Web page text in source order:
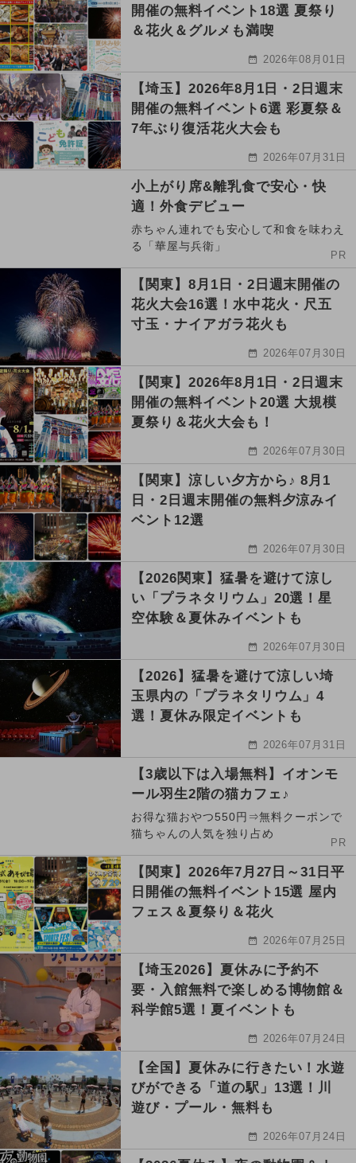
開催の無料イベント18選 夏祭り
＆花火＆グルメも満喫
2026年08月01日
【埼玉】2026年8月1日・2日週末
開催の無料イベント6選 彩夏祭＆
7年ぶり復活花火大会も
2026年07月31日
小上がり席&離乳食で安心・快
適！外食デビュー
赤ちゃん連れでも安心して和食を味わえ
る「華屋与兵衛」
PR
【関東】8月1日・2日週末開催の
花火大会16選！水中花火・尺五
寸玉・ナイアガラ花火も
2026年07月30日
【関東】2026年8月1日・2日週末
開催の無料イベント20選 大規模
夏祭り＆花火大会も！
2026年07月30日
【関東】涼しい夕方から♪ 8月1
日・2日週末開催の無料夕涼みイ
ベント12選
2026年07月30日
【2026関東】猛暑を避けて涼し
い「プラネタリウム」20選！星
空体験＆夏休みイベントも
2026年07月30日
【2026】猛暑を避けて涼しい埼
玉県内の「プラネタリウム」4
選！夏休み限定イベントも
2026年07月31日
【3歳以下は入場無料】イオンモ
ール羽生2階の猫カフェ♪
お得な猫おやつ550円⇒無料クーポンで
猫ちゃんの人気を独り占め
PR
【関東】2026年7月27日～31日平
日開催の無料イベント15選 屋内
フェス＆夏祭り＆花火
2026年07月25日
【埼玉2026】夏休みに予約不
要・入館無料で楽しめる博物館＆
科学館5選！夏イベントも
2026年07月24日
【全国】夏休みに行きたい！水遊
びができる「道の駅」13選！川
遊び・プール・無料も
2026年07月24日